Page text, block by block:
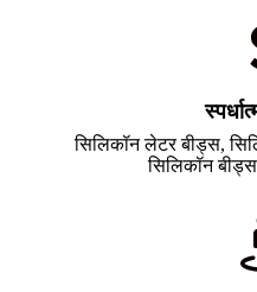
सिलिकॉन लेटर बीड्स,
सिलिकॉन